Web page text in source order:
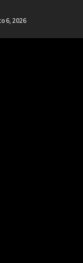
6, 2026